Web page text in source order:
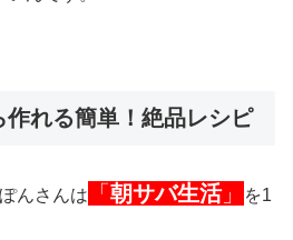
作れる簡単！絶品レシピ
んさんは 「 朝サバ生活」
を1